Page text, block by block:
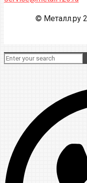
© Металл.ру